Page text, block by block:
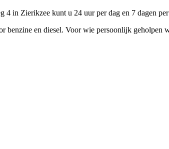
4 in Zierikzee kunt u 24 uur per dag en 7 dagen
benzine en diesel. Voor wie persoonlijk